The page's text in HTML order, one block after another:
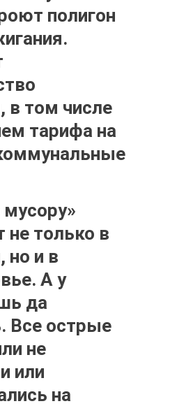
полигон
в том числе
тарифа на
не только в
но и в
А у
да
Все острые
не
или
на